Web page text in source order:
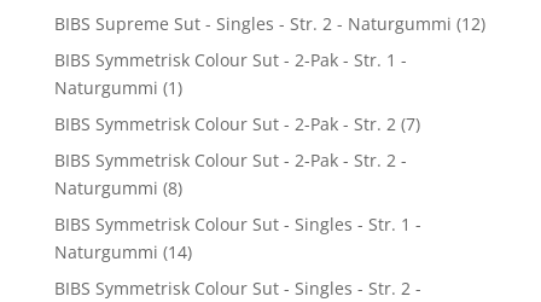
BIBS Supreme Sut - Singles - Str. 2 - Naturgummi (12)
BIBS Symmetrisk Colour Sut - 2-Pak - Str. 1 -
Naturgummi (1)
BIBS Symmetrisk Colour Sut - 2-Pak - Str. 2 (7)
BIBS Symmetrisk Colour Sut - 2-Pak - Str. 2 -
Naturgummi (8)
BIBS Symmetrisk Colour Sut - Singles - Str. 1 -
Naturgummi (14)
BIBS Symmetrisk Colour Sut - Singles - Str. 2 -